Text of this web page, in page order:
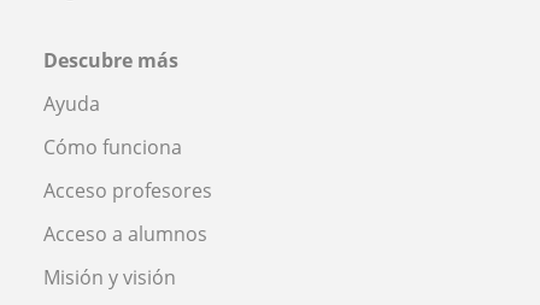
Descubre más
Ayuda
Cómo funciona
Acceso profesores
Acceso a alumnos
Misión y visión